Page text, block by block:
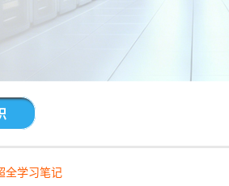
全学习笔记